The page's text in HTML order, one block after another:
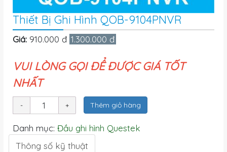
Thiết Bị Ghi Hình QOB-9104PNVR
Giá: 910.000 đ 1.300.000 đ
VUI LÒNG GỌI ĐỂ ĐƯỢC GIÁ TỐT
NHẤT
Thêm giỏ hàng
Danh mục: Đầu ghi hình Questek
Thông số kỹ thuật